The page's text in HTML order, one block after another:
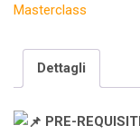
Masterclass
Dettagli
PRE-REQUISITI